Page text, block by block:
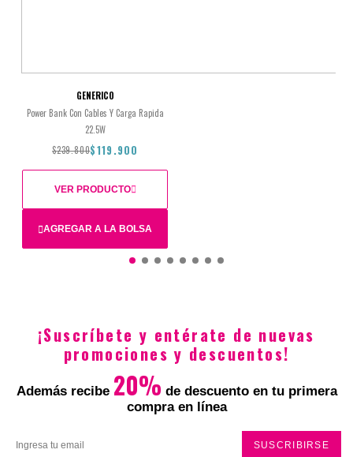
GENERICO
Power Bank Con Cables Y Carga Rapida
22.5W
$239.800$119.900
AGREGAR A LA BOLSA
VER PRODUCTO
¡Suscríbete y entérate de nuevas
promociones y descuentos!
Además recibe 20% de descuento en tu primera
compra en línea
SUSCRIBIRSE